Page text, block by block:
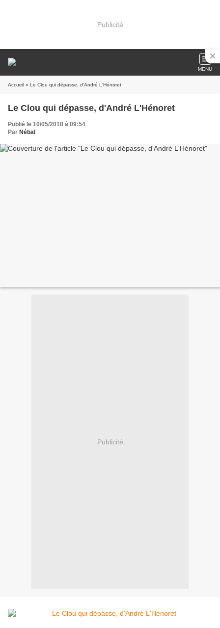
Publicité
MENU
Accueil » Le Clou qui dépasse, d'André L'Hénoret
Le Clou qui dépasse, d'André L'Hénoret
Publié le 10/05/2018 à 09:54
Par Nébal
Publicité